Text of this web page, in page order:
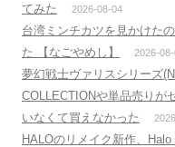
てみた
2026-08-04
台湾ミンチカツを見かけた
た 【なごやめし】
2026-
夢幻戦士ヴァリスシリーズ
COLLECTIONや単品売りが
いなくて買えなかった
HALOのリメイク新作、